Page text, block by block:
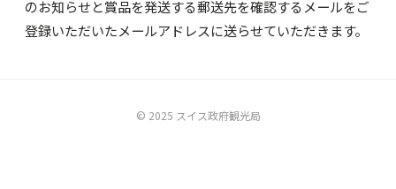
のお知らせと賞品を発送する郵送先を確認するメールをご
登録いただいたメールアドレスに送らせていただきます。
© 2025 スイス政府観光局